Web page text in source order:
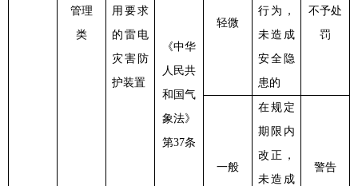
管理
类
用要求
的雷电
灾害防
护装置
《中华
人民共
和国气
象法》
第37条
轻微
行为，
未造成
安全隐
患的
不予处
罚
一般
在规定
期限内
改正，
未造成
警告